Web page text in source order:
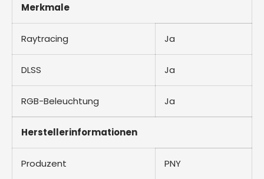
Merkmale
Raytracing Ja
DLSS Ja
RGB-Beleuchtung Ja
Herstellerinformationen
Produzent PNY